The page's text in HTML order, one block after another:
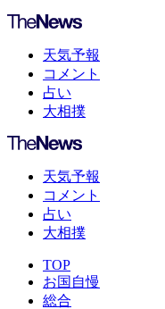
天気予報
コメント
占い
大相撲
天気予報
コメント
占い
大相撲
TOP
お国自慢
総合